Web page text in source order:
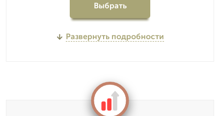
Выбрать
Развернуть подробности